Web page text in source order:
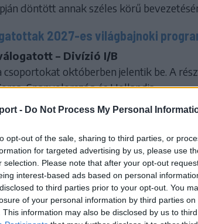
- Do Not Process My Personal
opt-out of the sale, sharing to third parties, or
for targeted advertising by us, please use
selection. Please note that after your opt-out
interest-based ads based on personal
to third parties prior to your opt-out. You
of your personal information by third parties on
This information may also be disclosed by us to
döntött annak széles körű
2027-es világbajnoki
– Divízió I/B
csoportokat októberben jelentik be. A
Spanyolország és Hollandia.
– Divízió II/B
Új-Zéland, Mexikó
Ukrajna, Románia
– Divízió II/A
2027. január 10–16.